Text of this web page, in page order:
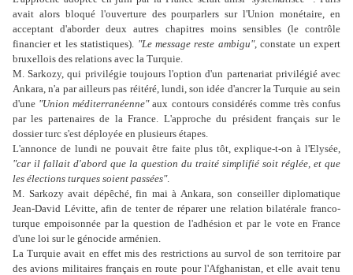
avait alors bloqué l'ouverture des pourparlers sur l'Union monétaire, en
acceptant d'aborder deux autres chapitres moins sensibles (le contrôle
financier et les statistiques). "Le message reste ambigu", constate un expert
bruxellois des relations avec la Turquie.
M. Sarkozy, qui privilégie toujours l'option d'un partenariat privilégié avec
Ankara, n'a par ailleurs pas réitéré, lundi, son idée d'ancrer la Turquie au sein
d'une "Union méditerranéenne"aux contours considérés comme très confus
par les partenaires de la France. L'approche du président français sur le
dossier turc s'est déployée en plusieurs étapes.
L'annonce de lundi ne pouvait être faite plus tôt, explique-t-on à l'Elysée,
"car il fallait d'abord que la question du traité simplifié soit réglée, et que
les élections turques soient passées".
M. Sarkozy avait dépêché, fin mai à Ankara, son conseiller diplomatique
Jean-David Lévitte, afin de tenter de réparer une relation bilatérale franco-
turque empoisonnée par la question de l'adhésion et par le vote en France
d'une loi sur le génocide arménien.
La Turquie avait en effet mis des restrictions au survol de son territoire par
des avions militaires français en route pour l'Afghanistan, et elle avait tenu